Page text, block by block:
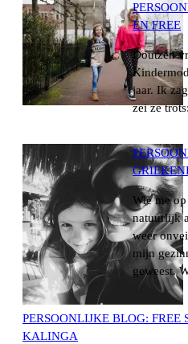
EN FREE
Doutzen
jaar. Ik
zei ze
Wie me
natuurlijk
weer
mijn
geweest.
PERSOONLIJKE BLOG: FREE
KALINGA